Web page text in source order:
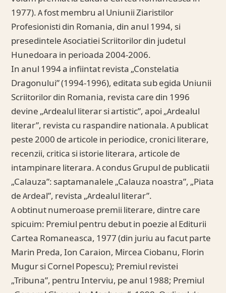
1977). A fost membru al Uniunii Ziaristilor
Profesionisti din Romania, din anul 1994, si
presedintele Asociatiei Scriitorilor din judetul
Hunedoara in perioada 2004-2006.
In anul 1994 a infiintat revista „Constelatia
Dragonului” (1994-1996), editata sub egida Uniunii
Scriitorilor din Romania, revista care din 1996
devine „Ardealul literar si artistic”, apoi „Ardealul
literar”, revista cu raspandire nationala. A publicat
peste 2000 de articole in periodice, cronici literare,
recenzii, critica si istorie literara, articole de
intampinare literara. A condus Grupul de publicatii
„Calauza”: saptamanalele „Calauza noastra”, „Piata
de Ardeal”, revista „Ardealul literar”.
A obtinut numeroase premii literare, dintre care
spicuim: Premiul pentru debut in poezie al Editurii
Cartea Romaneasca, 1977 (din juriu au facut parte
Marin Preda, Ion Caraion, Mircea Ciobanu, Florin
Mugur si Cornel Popescu); Premiul revistei
„Tribuna”, pentru Interviu, pe anul 1988; Premiul